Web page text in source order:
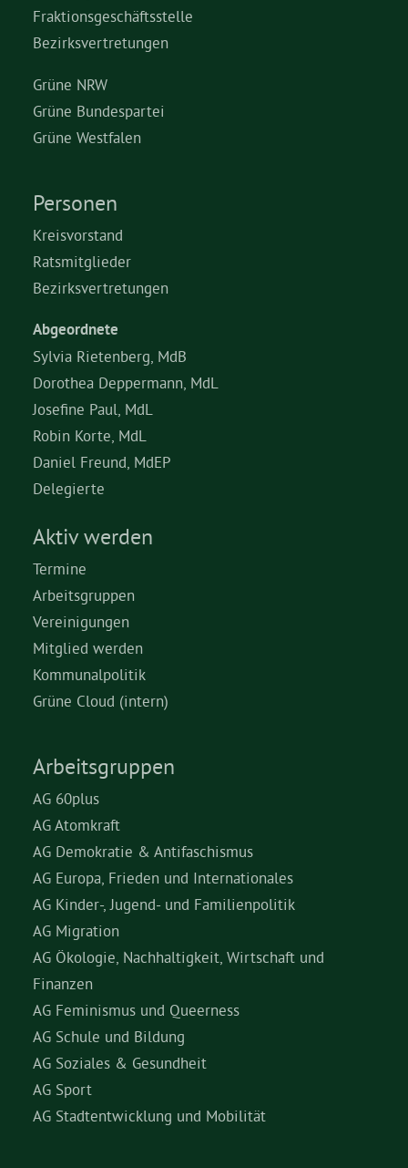
Fraktionsgeschäftsstelle
Bezirksvertretungen
Grüne NRW
Grüne Bundespartei
Grüne Westfalen
Personen
Kreisvorstand
Ratsmitglieder
Bezirksvertretungen
Abgeordnete
Sylvia Rietenberg, MdB
Dorothea Deppermann, MdL
Josefine Paul, MdL
Robin Korte, MdL
Daniel Freund, MdEP
Delegierte
Aktiv werden
Termine
Arbeitsgruppen
Vereinigungen
Mitglied werden
Kommunalpolitik
Grüne Cloud (intern)
Arbeitsgruppen
AG 60plus
AG Atomkraft
AG Demokratie & Antifaschismus
AG Europa, Frieden und Internationales
AG Kinder-, Jugend- und Familienpolitik
AG Migration
AG Ökologie, Nachhaltigkeit, Wirtschaft und
Finanzen
AG Feminismus und Queerness
AG Schule und Bildung
AG Soziales & Gesundheit
AG Sport
AG Stadtentwicklung und Mobilität